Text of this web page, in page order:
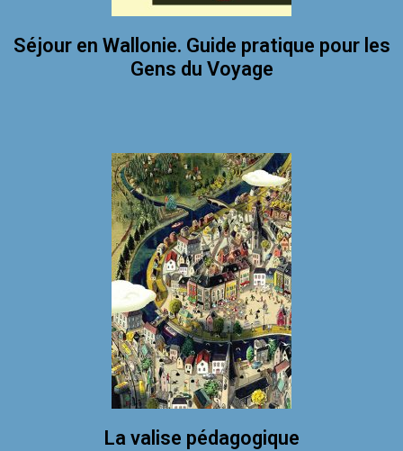
Séjour en Wallonie. Guide pratique pour les
Gens du Voyage
La valise pédagogique